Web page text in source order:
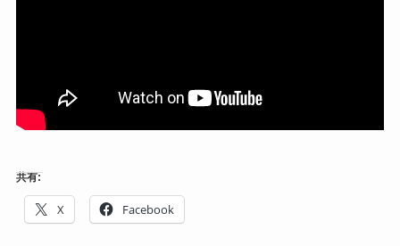
共有:
X Facebook